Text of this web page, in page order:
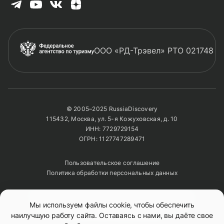
черепах, каждая из которых вполне могла
Из морских львов, весело снующих вокруг
игре чутка прикусить за ласту или локоть.
контролирующих береговую линию, и по-
клоунски картинно вышагивающих
голубоногих олушей.
Из впитывающих тепло на солнечных
Из проворных крабов, будто раскрашенных
яркой акварелью.
ООО «РД-Трэвел» РТО 021748
© 2005–2025 RussiaDiscovery
115432, Москва, ул. 5-я Кожуховская, д. 10
ИНН: 7729729154
ОГРН: 1127747289471
Пользовательское соглашение
Политика обработки персональных данных
текстов возможно только с указанием активной
ссылки на сайтRussiaDiscovery
Мы используем файлы cookie, чтобы обеспечить
наилучшую работу сайта. Оставаясь с нами, вы даёте свое